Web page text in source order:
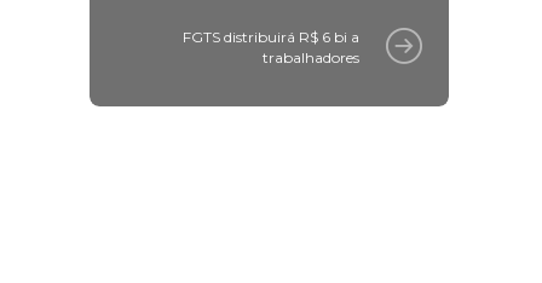
FGTS distribuirá R$ 6 bi a
trabalhadores